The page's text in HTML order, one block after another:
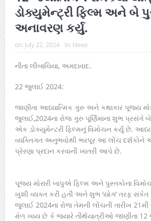
ડોક્યુમેન્ટ્રી ફિલ્મ અને બે
અનાવરણ કર્યુ.
on: July 22, 2024 In: News
નીતા લીંબાચિયા, અમદાવાદ.
22 જુલાઈ 2024:
જાણીતા આધ્યાત્મિક ગુરુ અને કથાકાર પૂજ્ય
જુલાઈ,2024ના રોજ ગુરુ પૂર્ણિમાના શુભ પ્રસંગે
એક ડોક્યુમેન્ટરી ફિલ્મનું વિમોચન કર્યું છે.
વ્યક્તિગત અનુભવોથી ભરપૂર આ લોંચ દર્શકોને
પ્રેરણા પ્રદાન કરવાની ખાતરી આપે છે.
પૂજ્ય મોરારી બાપુએ ફિલ્મ અને પુસ્તકોના
ખુશી વ્યક્ત કરી હતી અને શુભ ‘યોગ’ તરફ સંકેત
જુલાઈ 2024ના રોજ તેમની લોંચની તારીખ
મેળ ખાય છે કે જ્યારે તીર્થયાત્રીઓ જાણીતા 12